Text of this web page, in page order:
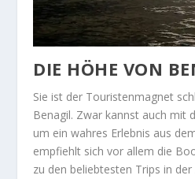
DIE HÖHE VON
Sie ist der Touristenmagnet
Benagil. Zwar kannst auch mit
um ein wahres Erlebnis aus
empfiehlt sich vor allem die
zu den beliebtesten Trips in der